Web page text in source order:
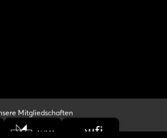
Mitgliedschaften